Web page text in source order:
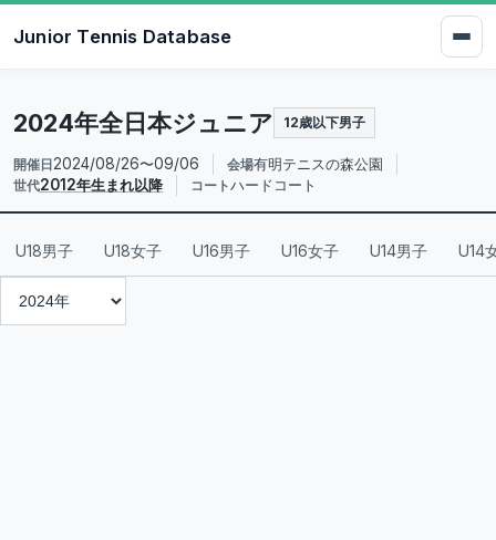
Junior Tennis Database
2024年全日本ジュニア 12歳以下男子
開催日 2024/08/26〜09/06 会場有明テニスの森公園
世代2012年生まれ以降 コートハードコート
U18男子 U18女子 U16男子 U16女子 U14男子 U14